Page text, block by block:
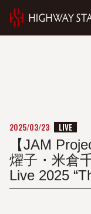
2025/03/23 LIVE
【JAM
燿子・米倉
Live 2025